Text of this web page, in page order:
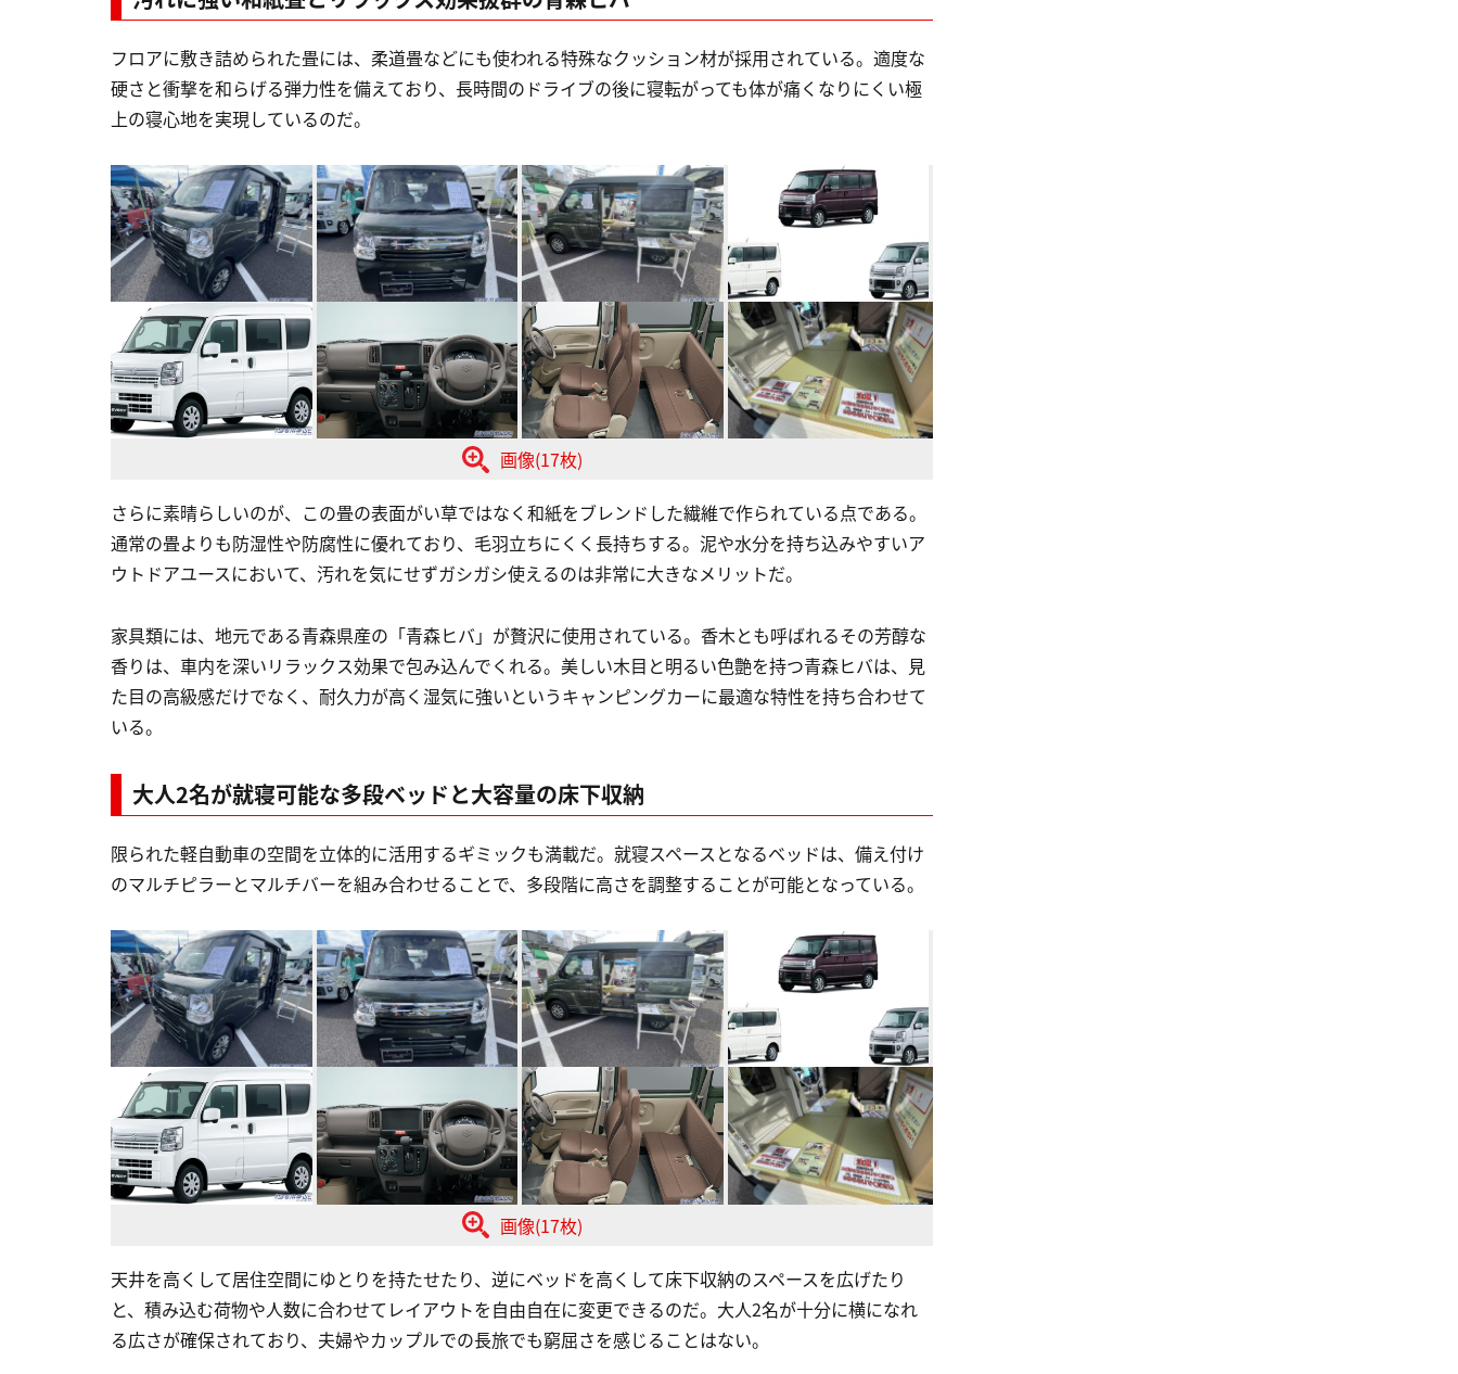
フロアに敷き詰められた畳には、柔道畳などにも使われる特殊なクッション材が採用されている。適度な
硬さと衝撃を和らげる弾力性を備えており、長時間のドライブの後に寝転がっても体が痛くなりにくい極
上の寝心地を実現しているのだ。
画像(17枚)
さらに素晴らしいのが、この畳の表面がい草ではなく和紙をブレンドした繊維で作られている点である。
通常の畳よりも防湿性や防腐性に優れており、毛羽立ちにくく長持ちする。泥や水分を持ち込みやすいア
ウトドアユースにおいて、汚れを気にせずガシガシ使えるのは非常に大きなメリットだ。
家具類には、地元である青森県産の「青森ヒバ」が贅沢に使用されている。香木とも呼ばれるその芳醇な
香りは、車内を深いリラックス効果で包み込んでくれる。美しい木目と明るい色艶を持つ青森ヒバは、見
た目の高級感だけでなく、耐久力が高く湿気に強いというキャンピングカーに最適な特性を持ち合わせて
いる。
大人2名が就寝可能な多段ベッドと大容量の床下収納
限られた軽自動車の空間を立体的に活用するギミックも満載だ。就寝スペースとなるベッドは、備え付け
のマルチピラーとマルチバーを組み合わせることで、多段階に高さを調整することが可能となっている。
画像(17枚)
天井を高くして居住空間にゆとりを持たせたり、逆にベッドを高くして床下収納のスペースを広げたり
と、積み込む荷物や人数に合わせてレイアウトを自由自在に変更できるのだ。大人2名が十分に横になれ
る広さが確保されており、夫婦やカップルでの長旅でも窮屈さを感じることはない。